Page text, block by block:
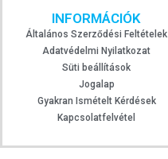
INFORMÁCIÓK
Általános Szerződési Feltételek
Adatvédelmi Nyilatkozat
Süti beállítások
Jogalap
Gyakran Ismételt Kérdések
Kapcsolatfelvétel